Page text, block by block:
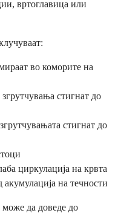
вртоглавица или
во коморите на
стигнат до
стигнат до
циркулација на крвта
на течности
може да доведе до